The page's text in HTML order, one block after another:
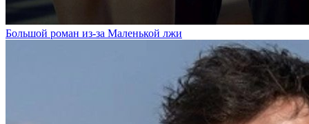
Большой роман из-за Маленькой лжи